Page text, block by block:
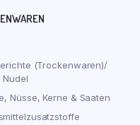
(Trockenwaren)/
Nudel
Nüsse, Kerne & Saaten